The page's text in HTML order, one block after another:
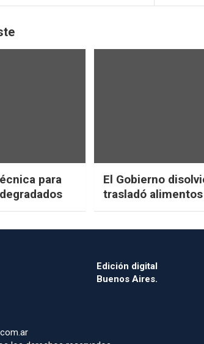
para
El Gobierno
trasladó alimentos
Edición digital
Buenos Aires.